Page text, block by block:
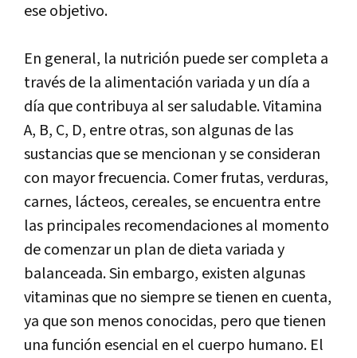
eseobjetivo.
En general, la nutrición puede ser completa a
través de la alimentación variada y un día a
día que contribuya al ser saludable. Vitamina
A, B, C, D, entre otras, son algunas de las
sustancias que se mencionan y se consideran
con mayor frecuencia. Comer frutas, verduras,
carnes, lácteos, cereales, se encuentra entre
las principales recomendaciones al momento
de comenzar un plan de dieta variada y
balanceada. Sin embargo, existen algunas
vitaminas que no siempre se tienen en cuenta,
ya que son menos conocidas, pero que tienen
una función esencial en el cuerpo humano. El